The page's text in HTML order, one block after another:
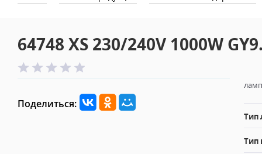
64748 XS 230/240V 1000W
Поделиться:
Тип
Тип